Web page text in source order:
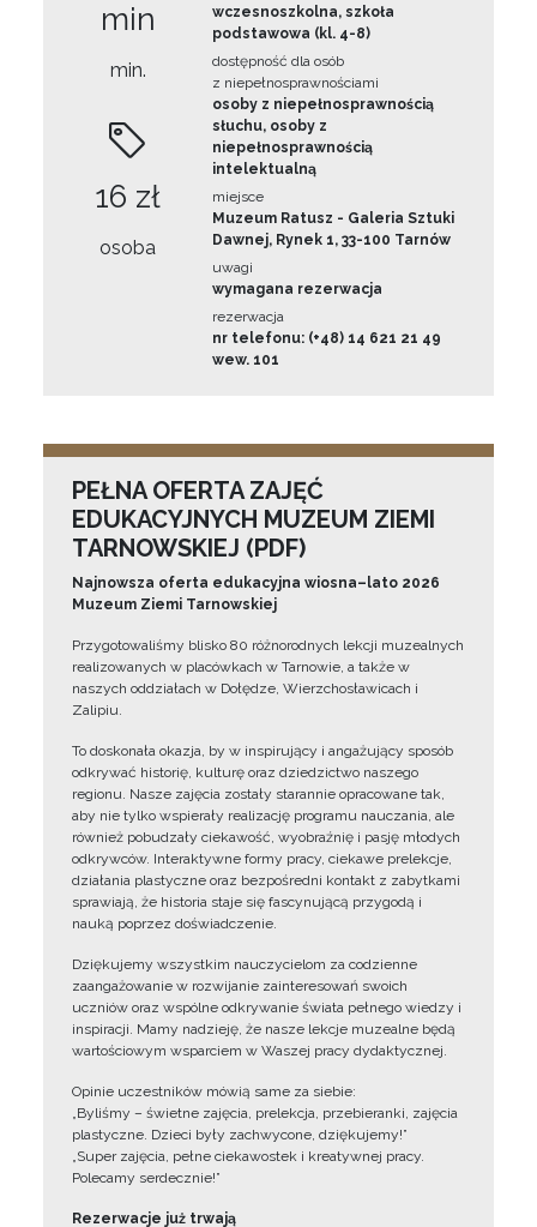
min
min.
16 zł
osoba
wczesnoszkolna, szkoła
podstawowa (kl. 4-8)
dostępność dla osób
z niepełnosprawnościami
osoby z niepełnosprawnością
słuchu, osoby z
niepełnosprawnością
intelektualną
miejsce
Muzeum Ratusz - Galeria Sztuki
Dawnej, Rynek 1, 33-100 Tarnów
uwagi
wymagana rezerwacja
rezerwacja
nr telefonu: (+48) 14 621 21 49
wew. 101
PEŁNA OFERTA ZAJĘĆ
EDUKACYJNYCH MUZEUM ZIEMI
TARNOWSKIEJ (PDF)
Najnowsza oferta edukacyjna wiosna–lato 2026
Muzeum Ziemi Tarnowskiej
Przygotowaliśmy blisko 80 różnorodnych lekcji muzealnych
realizowanych w placówkach w Tarnowie, a także w
naszych oddziałach w Dołędze, Wierzchosławicach i
Zalipiu.
To doskonała okazja, by w inspirujący i angażujący sposób
odkrywać historię, kulturę oraz dziedzictwo naszego
regionu. Nasze zajęcia zostały starannie opracowane tak,
aby nie tylko wspierały realizację programu nauczania, ale
również pobudzały ciekawość, wyobraźnię i pasję młodych
odkrywców. Interaktywne formy pracy, ciekawe prelekcje,
działania plastyczne oraz bezpośredni kontakt z zabytkami
sprawiają, że historia staje się fascynującą przygodą i
nauką poprzez doświadczenie.
Dziękujemy wszystkim nauczycielom za codzienne
zaangażowanie w rozwijanie zainteresowań swoich
uczniów oraz wspólne odkrywanie świata pełnego wiedzy i
inspiracji. Mamy nadzieję, że nasze lekcje muzealne będą
wartościowym wsparciem w Waszej pracy dydaktycznej.
Opinie uczestników mówią same za siebie:
„Byliśmy – świetne zajęcia, prelekcja, przebieranki, zajęcia
plastyczne. Dzieci były zachwycone, dziękujemy!”
„Super zajęcia, pełne ciekawostek i kreatywnej pracy.
Polecamy serdecznie!”
Rezerwacje już trwają